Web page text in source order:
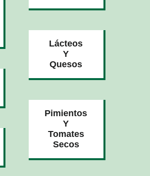
Lácteos
Y
Quesos
Pimientos
Y
Tomates
Secos